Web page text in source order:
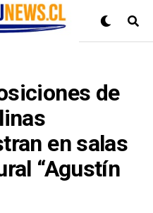
de
en salas
“Agustín